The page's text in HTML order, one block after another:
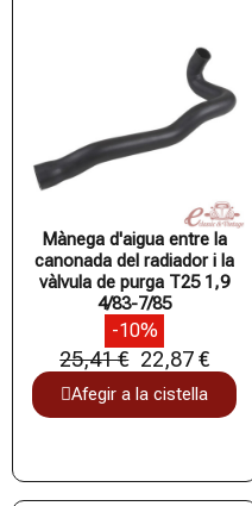
Mànega d'aigua entre la
canonada del radiador i la
vàlvula de purga T25 1,9
4/83-7/85
-10%
25,41 € 22,87 €
Afegir a la cistella